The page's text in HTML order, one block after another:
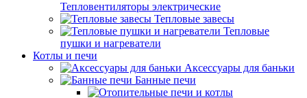
Тепловентиляторы электрические
Тепловые завесы
Тепловые
пушки и нагреватели
Котлы и печи
Аксессуары для баньки
Банные печи